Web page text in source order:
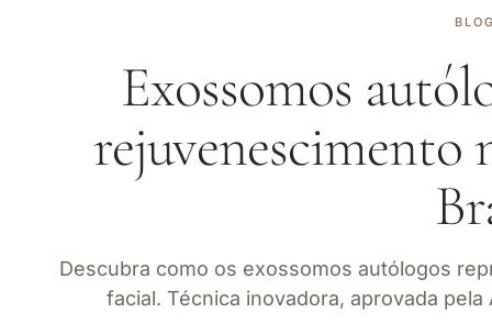
Exossomos
rejuvenescimento
Descubra como os exossomos autólogos
facial. Técnica inovadora, aprovada